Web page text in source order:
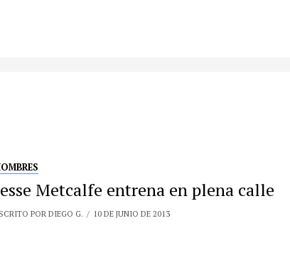
Metcalfe entrena en plena calle
POR DIEGO G. 10 DE JUNIO DE 2013